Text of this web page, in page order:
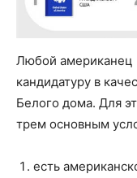
Любой американец
кандидатуру в
Белого дома. Для
трем основным
есть